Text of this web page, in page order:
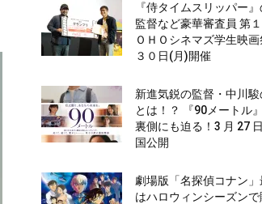
『侍タイムスリッパー』
監督など豪華審査員 第
ＯＨＯシネマズ学生映画
３０日(月)開催
新進気鋭の監督・中川駿
とは！？ 『90メートル
裏側にも迫る！3 月 27
国公開
劇場版「名探偵コナン
はハロウィンシーズンで